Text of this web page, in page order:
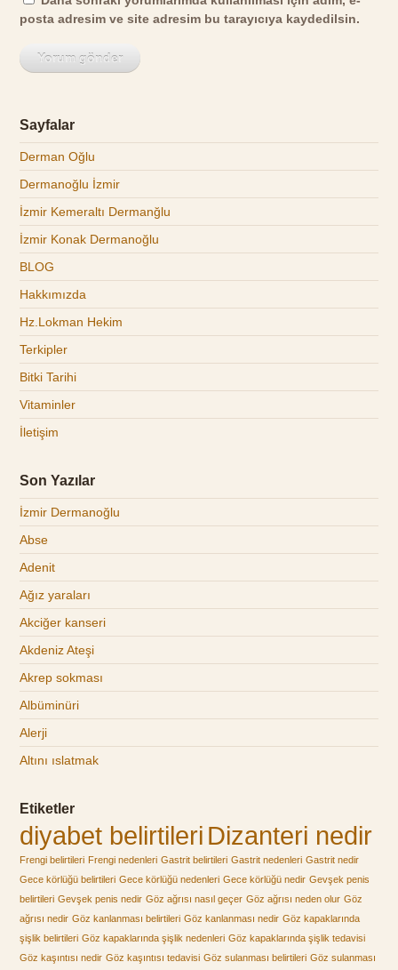
posta adresim ve site adresim bu tarayıcıya kaydedilsin.
Sayfalar
Derman Oğlu
Dermanoğlu İzmir
İzmir Kemeraltı Dermanğlu
İzmir Konak Dermanoğlu
BLOG
Hakkımızda
Hz.Lokman Hekim
Terkipler
Bitki Tarihi
Vitaminler
İletişim
Son Yazılar
İzmir Dermanoğlu
Abse
Adenit
Ağız yaraları
Akciğer kanseri
Akdeniz Ateşi
Akrep sokması
Albüminüri
Alerji
Altını ıslatmak
Etiketler
diyabet belirtileri Dizanteri nedir
Frengi belirtileri Frengi nedenleri Gastrit belirtileri Gastrit nedenleri Gastrit nedir
Gece körlüğü belirtileri Gece körlüğü nedenleri Gece körlüğü nedir Gevşek penis
belirtileri Gevşek penis nedir Göz ağrısı nasıl geçer Göz ağrısı neden olur Göz
ağrısı nedir Göz kanlanması belirtileri Göz kanlanması nedir Göz kapaklarında
şişlik belirtileri Göz kapaklarında şişlik nedenleri Göz kapaklarında şişlik tedavisi
Göz kaşıntısı nedir Göz kaşıntısı tedavisi Göz sulanması belirtileri Göz sulanması